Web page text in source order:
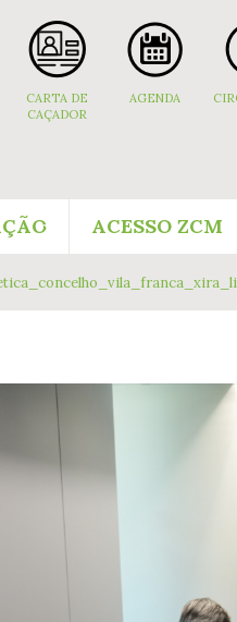
CARTA DE
CAÇADOR
AGENDA
ACESSO ZCM